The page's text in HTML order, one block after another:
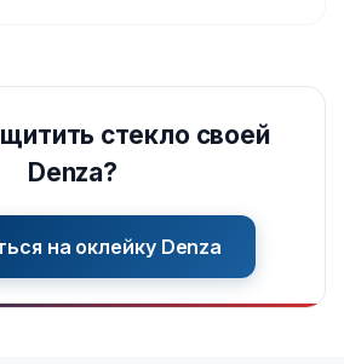
стекло своей
Denza?
на оклейку Denza